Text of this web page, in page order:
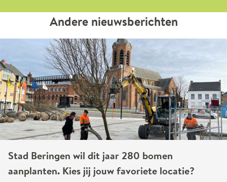
Andere nieuwsberichten
Stad Beringen wil dit jaar 280 bomen
aanplanten. Kies jij jouw favoriete locatie?